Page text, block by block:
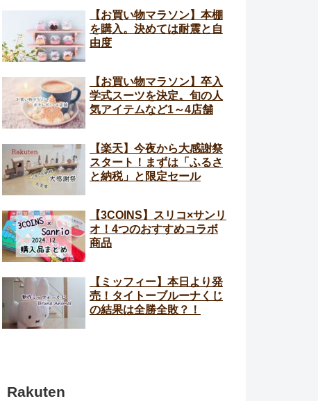
【お買い物マラソン】本棚
を購入。決めては耐震と自
由度
【お買い物マラソン】卒入
学式スーツを決定。旬の人
気アイテムなど1～4店舗
【楽天】今夜から大感謝祭
スタート！まずは「ふるさ
と納税」と限定セール
【3COINS】スリコ×サンリ
オ！4つのおすすめコラボ
商品
【ミッフィー】本日より発
売！タイトーブルーナくじ
の結果は全勝全敗？！
Rakuten